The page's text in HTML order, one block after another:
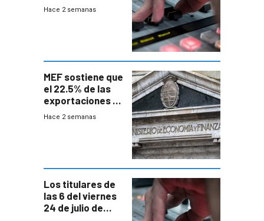
Hace 2 semanas
MEF sostiene que
el 22.5% de las
exportaciones a
EE.UU se verán
Hace 2 semanas
Los titulares de
las 6 del viernes
24 de julio de